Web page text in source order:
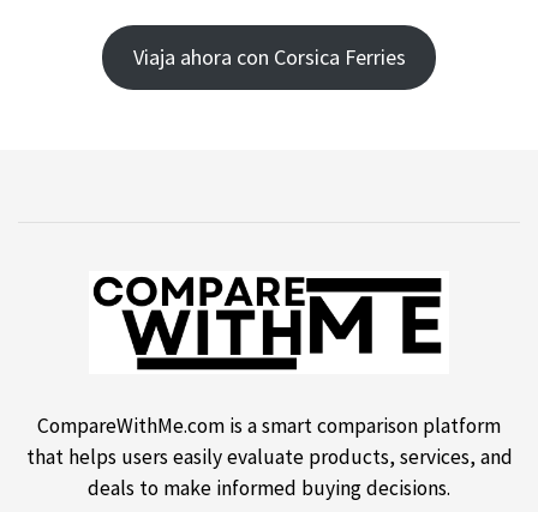
Viaja ahora con Corsica Ferries
CompareWithMe.com is a smart comparison platform
that helps users easily evaluate products, services, and
deals to make informed buying decisions.